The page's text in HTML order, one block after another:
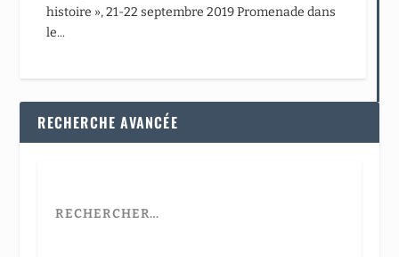
histoire », 21-22 septembre 2019 Promenade dans
le...
RECHERCHE AVANCÉE